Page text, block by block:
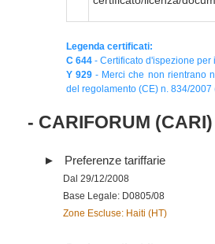
Legenda certificati:
C 644 - Certificato d'ispezione per
Y 929 - Merci che non rientrano
del regolamento (CE) n. 834/
- CARIFORUM (CARI)
Preferenze tariffarie
Dal 29/12/2008
Base Legale: D0805/08
Zone Escluse: Haiti (HT)